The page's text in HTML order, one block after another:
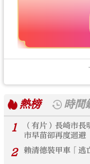
熱榜
時間
1
（有片）長崎市
市早苗卻再度迴避
2 賴清德裝甲車「